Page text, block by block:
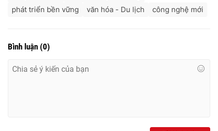
phát triển bền vững
văn hóa - Du lịch công nghệ mới
Bình luận (0)